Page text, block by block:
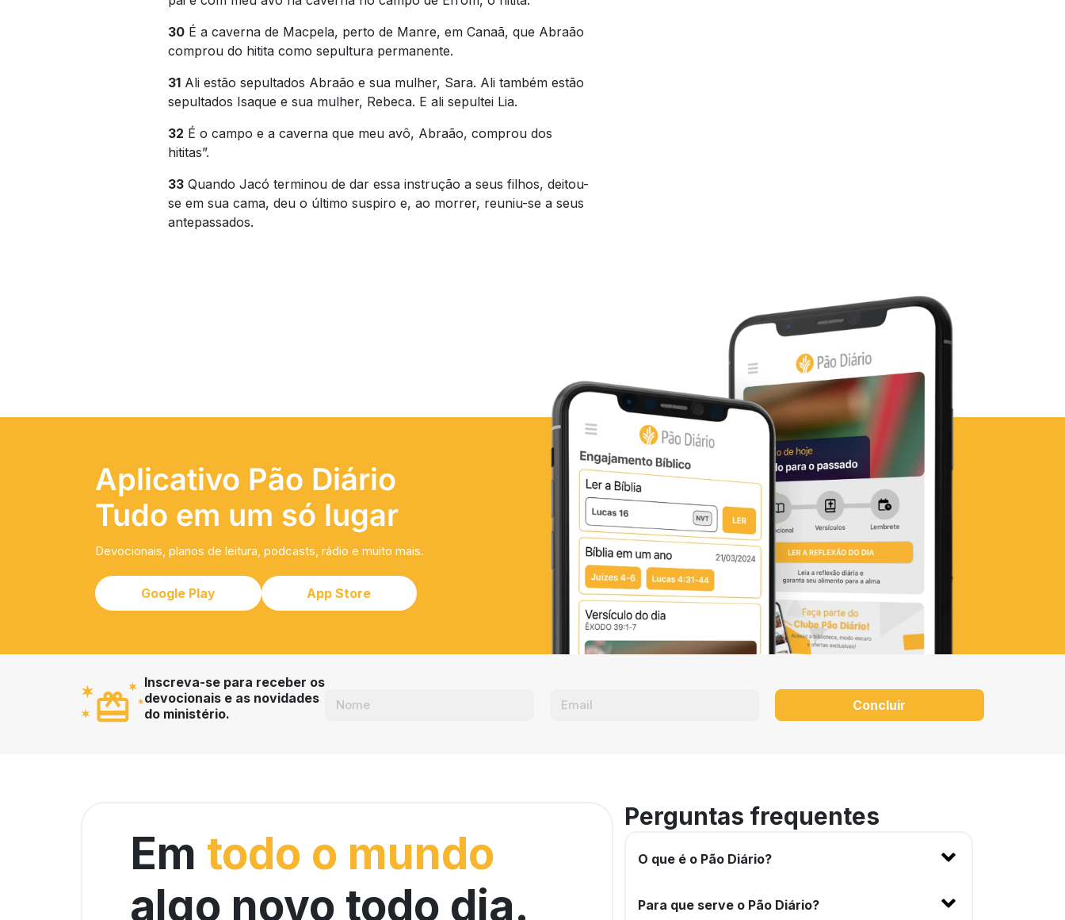
30 É a caverna de Macpela, perto de Manre, em Canaã, que Abraão
comprou do hitita como sepultura permanente.
31 Ali estão sepultados Abraão e sua mulher, Sara. Ali também estão
sepultados Isaque e sua mulher, Rebeca. E ali sepultei Lia.
32 É o campo e a caverna que meu avô, Abraão, comprou dos
hititas”.
33 Quando Jacó terminou de dar essa instrução a seus filhos, deitou-
se em sua cama, deu o último suspiro e, ao morrer, reuniu-se a seus
antepassados.
Aplicativo Pão Diário
Tudo em um só lugar
Devocionais, planos de leitura, podcasts, rádio e muito mais.
Google Play App Store
Inscreva-se para receber os
devocionais e as novidades
do ministério.
Concluir
Em todo o mundo
algo novo todo dia.
Perguntas frequentes
O que é o Pão Diário?
Para que serve o Pão Diário?